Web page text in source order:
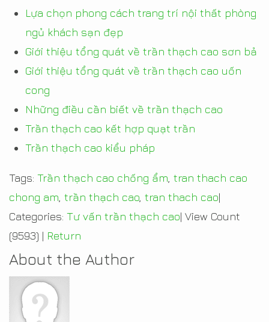
Lựa chọn phong cách trang trí nội thất phòng
ngủ khách sạn đẹp
Giới thiệu tổng quát về trần thạch cao sơn bả
Giới thiệu tổng quát về trần thạch cao uốn
cong
Những điều cần biết về trần thạch cao
Trần thạch cao kết hợp quạt trần
Trần thạch cao kiểu pháp
Tags: Trần thạch cao chống ẩm tran thach cao
chong am trần thạch cao tran thach cao|
Categories: Tư vấn trần thạch cao| View Count
(9593) | Return
About the Author